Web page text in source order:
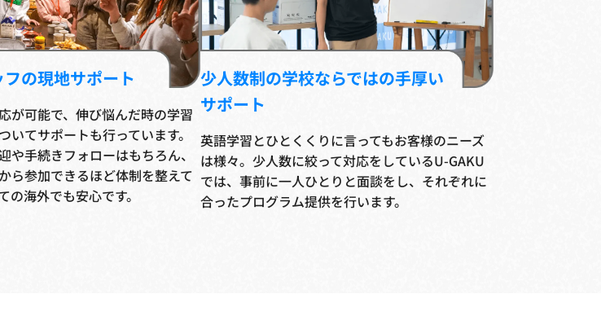
の現地サポート
が可能で、伸び悩んだ時の学習
いてサポートも行っています。
や手続きフォローはもちろん、
ら参加できるほど体制を整えて
の海外でも安心です。
少人数制の学校ならではの手厚い
サポート
英語学習とひとくくりに言ってもお客様のニーズ
は様々。少人数に絞って対応をしているU-GAKU
では、事前に一人ひとりと面談をし、それぞれに
合ったプログラム提供を行います。